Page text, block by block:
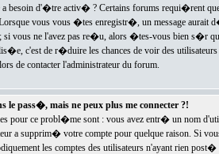
besoin d'�tre activ� ? Certains forums requi�rent
vous vous �tes enregistr�, un message aurait
vous ne l'avez pas re�u, alors �tes-vous bien s�r
c'est de r�duire les chances de voir des
de contacter l'administrateur du forum.
le pass�, mais ne peux plus me connecter ?!
pour ce probl�me sont : vous avez entr� un nom
a supprim� votre compte pour quelque raison. Si
les comptes des utilisateurs n'ayant rien